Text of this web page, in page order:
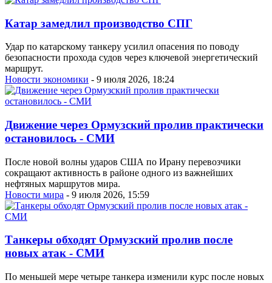
Катар замедлил производство СПГ
Удар по катарскому танкеру усилил опасения по поводу
безопасности прохода судов через ключевой энергетический
маршрут.
Новости экономики - 9 июля 2026, 18:24
Движение через Ормузский пролив практически
остановилось - СМИ
После новой волны ударов США по Ирану перевозчики
сокращают активность в районе одного из важнейших
нефтяных маршрутов мира.
Новости мира - 9 июля 2026, 15:59
Танкеры обходят Ормузский пролив после
новых атак - СМИ
По меньшей мере четыре танкера изменили курс после новых